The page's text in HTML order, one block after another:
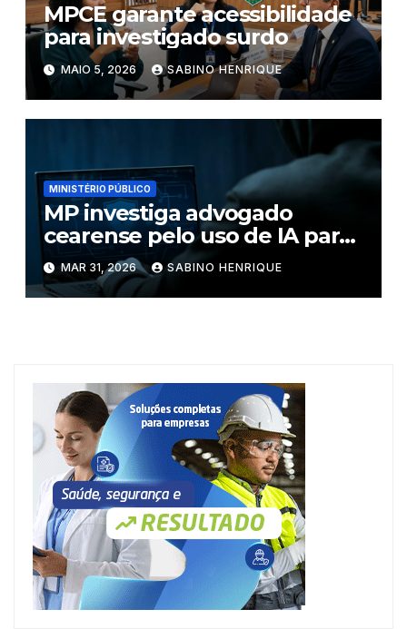
MPCE garante acessibilidade
para investigado surdo
MAIO 5, 2026 SABINO HENRIQUE
MINISTÉRIO PÚBLICO
MP investiga advogado
cearense pelo uso de IA para
fraudar julgamento
MAR 31, 2026 SABINO HENRIQUE